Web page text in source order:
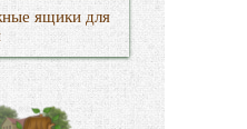
ящики для